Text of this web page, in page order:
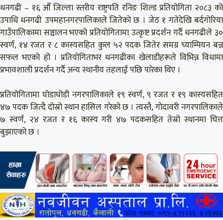
धनगढी – १६ औँ जिल्ला स्तरीय राष्ट्रपति रनिङ शिल्ड प्रतियोगिता २०८३ को
उपाधि धनगढी उपमहानगरपालिकाले जितेको छ । जेठ १ गतेदेखि बर्दगोरिया
गाउँपालिकामा सञ्चालन भएको प्रतियोगितामा उत्कृष्ट प्रदर्शन गर्दै धनगढीले ३०
स्वर्ण, १४ रजत र ८ कास्यसहित कुल ५२ पदक जितेर समग्र च्याम्पियन बन्न
सफल भएको हो । प्रतियोगिताभर धनगढीका खेलाडीहरूले विभिन्न विधामा
प्रभावशाली प्रदर्शन गर्दै अन्य स्थानीय तहलाई पछि पारेका थिए ।
प्रतियोगितामा घोडाघोडी नगरपालिकाले १९ स्वर्ण, ९ रजत र १९ कास्यसहित
४७ पदक जित्दै दोस्रो स्थान हासिल गरेको छ । त्यस्तै, गोदावरी नगरपालिकाले
७ स्वर्ण, २४ रजत र १६ कास्य गरी ४७ पदकसहित तेस्रो स्थानमा चित्त
बुझाएको छ ।